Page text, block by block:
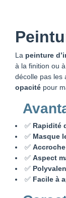
La peinture
à la finition ou
décolle pas les
opacité pour
✅ Rapidité
✅ Masque
✅
✅ Aspect
✅
✅ Facile à